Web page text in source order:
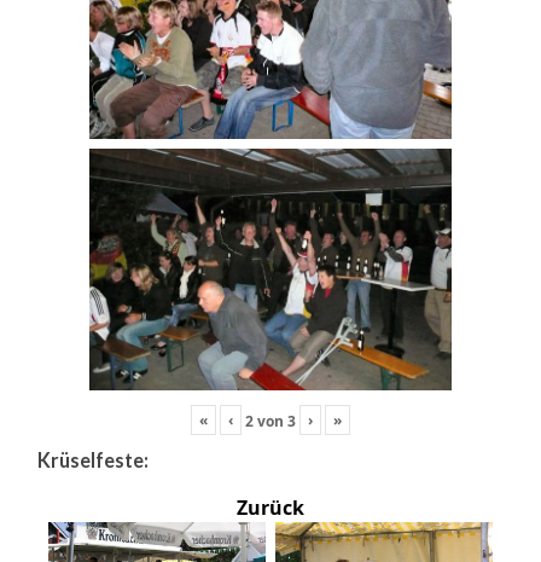
« ‹ 2von 3 › »
Krüselfeste:
Zurück